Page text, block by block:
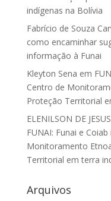
indígenas na Bolívia
Fabrício de Souza
como encaminhar
informação à Funai
Kleyton Sena em
Centro de
Proteção Territorial
ELENILSON DE
FUNAI: Funai e
Monitoramento
Territorial em terra
Arquivos